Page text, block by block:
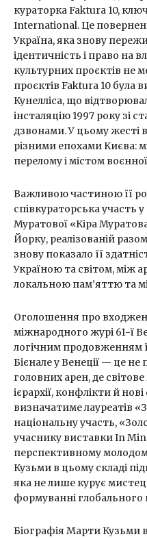
кураторка Faktura 10,
International. Це
Україна, яка знову
ідентичність і право на
культурних проєктів не
проєктів Faktura 10 була
Кунелліса, що
інсталяцію 1997 року зі
дзвонами. У цьому жесті
різними епохами Києва:
перелому і містом
Важливою частиною її
співкураторська участь
Муратової «Кіра
Йорку, реалізованій
знову показало її
Україною та світом, між
локальною пам’яттю та
Оголошення про
міжнародного журі 61-ї
логічним продовженням
Бієнале у Венеції — це не
головних арен, де
ієрархії, конфлікти й
визначатиме лауреатів
національну участь,
учаснику виставки In
перспективному
Кузьми в цьому складі
яка не лише курує
формуванні глобального
Біографія Марти Кузьми